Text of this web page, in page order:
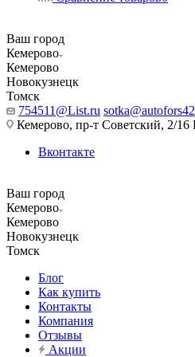
Ваш город
Кемерово
Кемерово
Новокузнецк
Томск
754511@List.ru
Кемерово, пр-т Советский, 2/16
Вконтакте
Ваш город
Кемерово
Кемерово
Новокузнецк
Томск
Блог
Как купить
Контакты
Компания
Отзывы
Акции